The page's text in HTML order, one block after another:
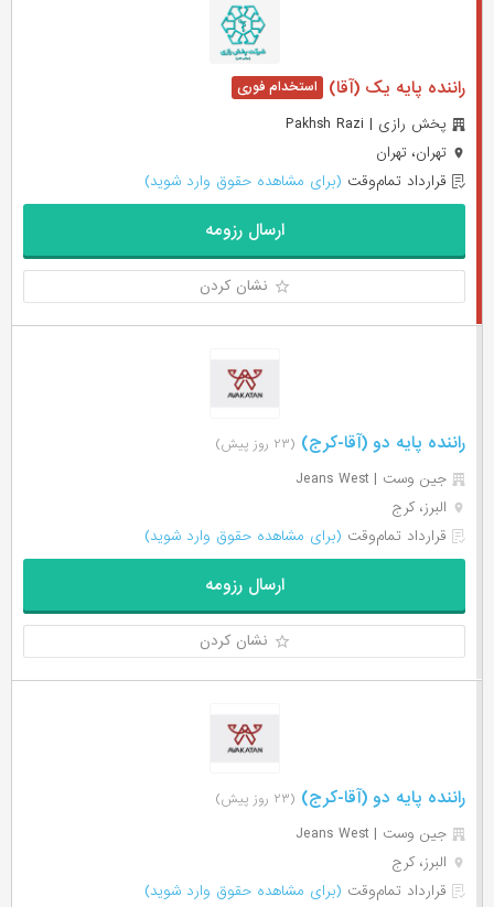
راننده پایه یک (آقا)
پخش رازی | Pakhsh Razi
تهران، تهران
قرارداد تمام‌وقت (برای مشاهده حقوق وارد شوید)
ارسال رزومه
نشان کردن
راننده پایه دو (آقا-کرج) (۲۳ روز پیش)
جین وست | Jeans West
البرز، کرج
قرارداد تمام‌وقت (برای مشاهده حقوق وارد شوید)
ارسال رزومه
نشان کردن
راننده پایه دو (آقا-کرج) (۲۳ روز پیش)
جین وست | Jeans West
البرز، کرج
قرارداد تمام‌وقت (برای مشاهده حقوق وارد شوید)